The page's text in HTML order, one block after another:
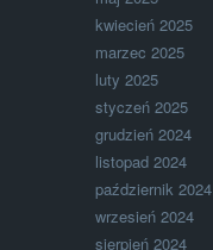
kwiecień 2025
marzec 2025
luty 2025
styczeń 2025
grudzień 2024
listopad 2024
październik 2024
wrzesień 2024
sierpień 2024